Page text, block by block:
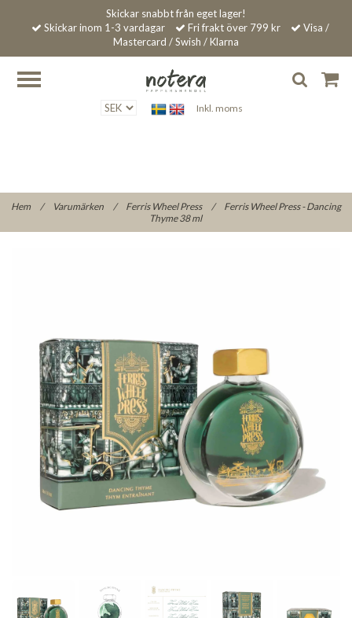
Skickar snabbt från eget lager!
Skickar inom 1-3 vardagar
Fri frakt över 799 kr
Visa /
Mastercard / Swish / Klarna
Inkl. moms
Hem / Varumärken / Ferris Wheel Press /
Ferris Wheel Press - Dancing
Thyme 38 ml